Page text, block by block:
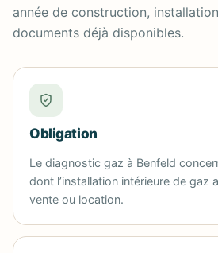
année de construction,
documents déjà disponibles.
Obligation
Le diagnostic gaz à Benfeld
dont l’installation intérieure de gaz
vente ou location.